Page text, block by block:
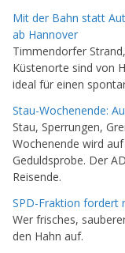
Mit der Bahn statt
ab Hannover
Timmendorfer
Küstenorte sind von
ideal für einen
Stau-Wochenende:
Stau, Sperrungen,
Wochenende wird
Geduldsprobe. Der
Reisende.
SPD-Fraktion fordert
Wer frisches,
den Hahn auf.